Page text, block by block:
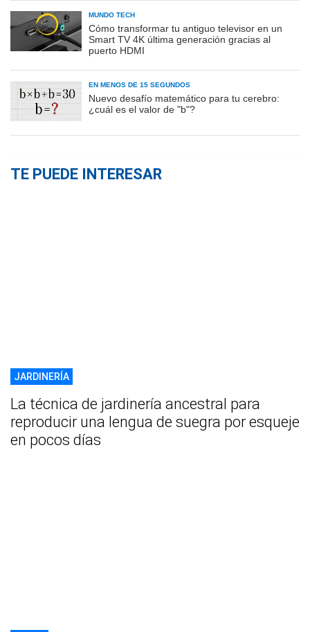
MUNDO TECH
Cómo transformar tu antiguo televisor en un
Smart TV 4K última generación gracias al
puerto HDMI
EN MENOS DE 15 SEGUNDOS
Nuevo desafío matemático para tu cerebro:
¿cuál es el valor de "b"?
TE PUEDE INTERESAR
JARDINERÍA
La técnica de jardinería ancestral para
reproducir una lengua de suegra por esqueje
en pocos días